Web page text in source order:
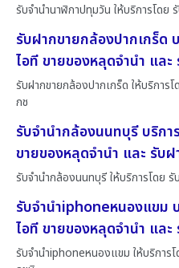
รับจำนำนาฬิกาปทุมวัน ให้บริการโดย
รับฝากขายกล้องปากเกร็ด
ไอที ขายของหลุดจำนำ แล
รับฝากขายกล้องปากเกร็ด ให้บริการ
กช
รับจำนำกล้องนนทบุรี บริก
ขายของหลุดจำนำ และ รับ
รับจำนำกล้องนนทบุรี ให้บริการโดย
รับจำนำiphoneหนองแขม
ไอที ขายของหลุดจำนำ แล
รับจำนำiphoneหนองแขม ให้บริการ